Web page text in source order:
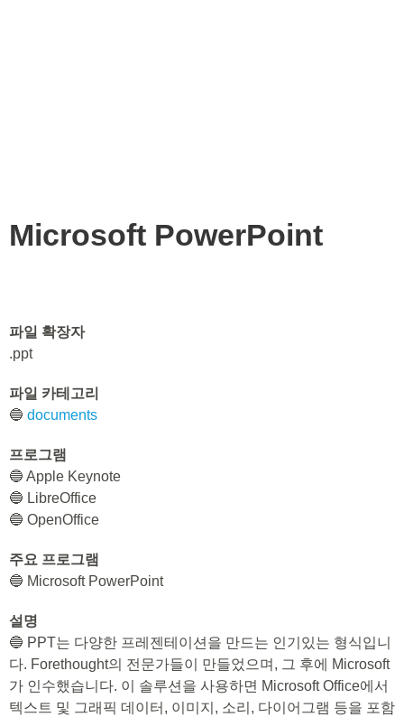
Microsoft PowerPoint
파일 확장자
.ppt
파일 카테고리
🔵 documents
프로그램
🔵 Apple Keynote
🔵 LibreOffice
🔵 OpenOffice
주요 프로그램
🔵 Microsoft PowerPoint
설명
🔵 PPT는 다양한 프레젠테이션을 만드는 인기있는 형식입니
다. Forethought의 전문가들이 만들었으며, 그 후에 Microsoft
가 인수했습니다. 이 솔루션을 사용하면 Microsoft Office에서
텍스트 및 그래픽 데이터, 이미지, 소리, 다이어그램 등을 포함